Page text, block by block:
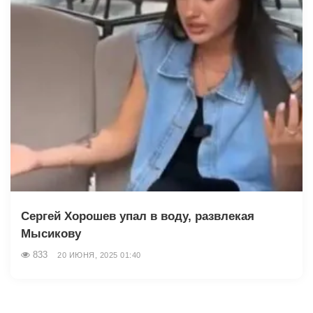
Сергей Хорошев упал в воду, развлекая
Мысикову
833 20 ИЮНЯ, 2025 01:40